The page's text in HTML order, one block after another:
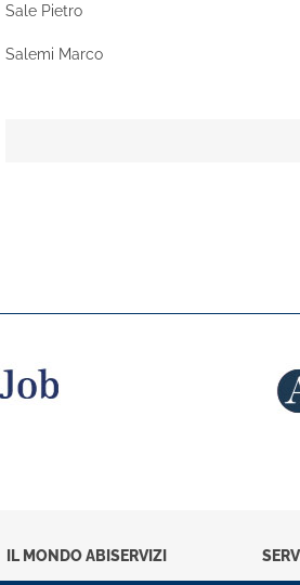
Sale Pietro
Salemi Marco
IL MONDO ABISERVIZI